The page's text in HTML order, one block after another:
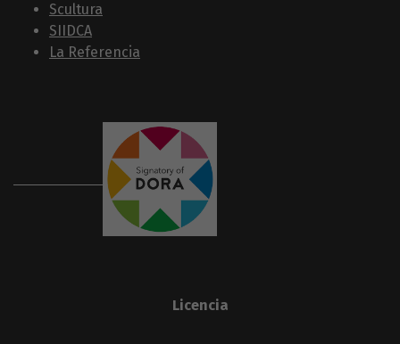
Scultura
SIIDCA
La Referencia
Licencia